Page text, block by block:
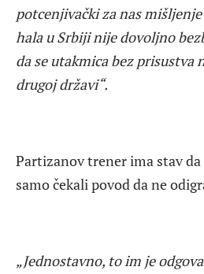
potcenjivački za nas
hala u Srbiji nije dovoljno
da se utakmica bez prisustva
drugoj državi“.
Partizanov trener ima stav
samo čekali povod da ne
„Jednostavno, to im je